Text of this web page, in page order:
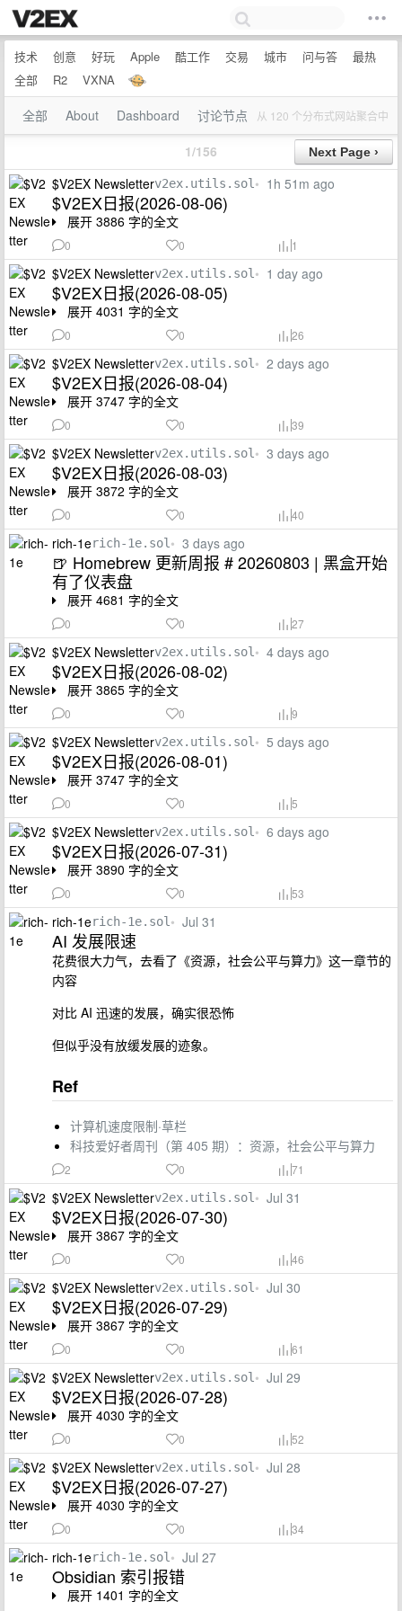
技术 创意 好玩 Apple 酷工作 交易 城市 问与答
最热
全部
R2 VXNA
从 120 个分布式网站聚合中
全部 About Dashboard
讨论节点
1/156
$V2EX Newsletterv2ex.utils.sol • 1h 51m ago
$V2EX日报(2026-08-06)
展开 3886 字的全文
0 0 1
$V2EX Newsletterv2ex.utils.sol • 1 day ago
$V2EX日报(2026-08-05)
展开 4031 字的全文
0 0 26
$V2EX Newsletterv2ex.utils.sol • 2 days ago
$V2EX日报(2026-08-04)
展开 3747 字的全文
0 0 39
$V2EX Newsletterv2ex.utils.sol • 3 days ago
$V2EX日报(2026-08-03)
展开 3872 字的全文
0 0 40
rich-1erich-1e.sol • 3 days ago
🍺 Homebrew 更新周报 # 20260803 | 黑盒开始
有了仪表盘
展开 4681 字的全文
0 0 27
$V2EX Newsletterv2ex.utils.sol • 4 days ago
$V2EX日报(2026-08-02)
展开 3865 字的全文
0 0 9
$V2EX Newsletterv2ex.utils.sol • 5 days ago
$V2EX日报(2026-08-01)
展开 3747 字的全文
0 0 5
$V2EX Newsletterv2ex.utils.sol • 6 days ago
$V2EX日报(2026-07-31)
展开 3890 字的全文
0 0 53
rich-1erich-1e.sol • Jul 31
AI 发展限速
花费很大力气，去看了《资源，社会公平与算力》这一章节的
内容
对比 AI 迅速的发展，确实很恐怖
但似乎没有放缓发展的迹象。
Ref
计算机速度限制·草栏
科技爱好者周刊（第 405 期）：资源，社会公平与算力
2 0 71
$V2EX Newsletterv2ex.utils.sol• Jul 31
$V2EX日报(2026-07-30)
展开 3867 字的全文
0 0 46
$V2EX Newsletterv2ex.utils.sol• Jul 30
$V2EX日报(2026-07-29)
展开 3867 字的全文
0 0 61
$V2EX Newsletterv2ex.utils.sol• Jul 29
$V2EX日报(2026-07-28)
展开 4030 字的全文
0 0 52
$V2EX Newsletterv2ex.utils.sol• Jul 28
$V2EX日报(2026-07-27)
展开 4030 字的全文
0 0 34
rich-1erich-1e.sol• Jul 27
Obsidian 索引报错
展开 1401 字的全文